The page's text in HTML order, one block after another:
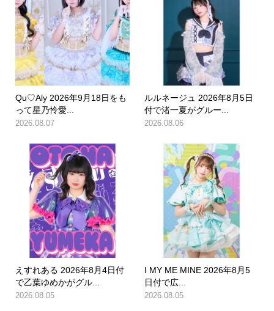
Qu♡Aly 2026年9月18日をも
って星乃怜愛...
2026.08.07
ルルネージュ 2026年8月5日
付で渚一夏がグルー...
2026.08.06
えすれある 2026年8月4日付
で乙葉ゆめかがグル...
2026.08.05
I MY ME MINE 2026年8月5
日付で広...
2026.08.05